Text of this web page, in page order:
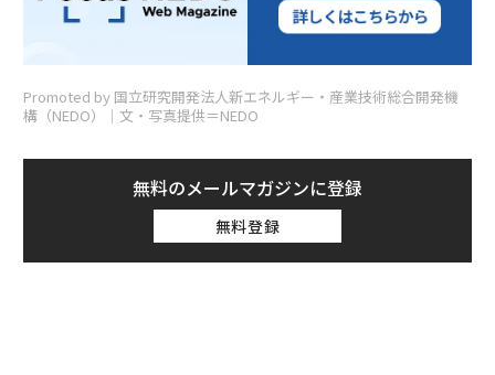
Promoted by 国立研究開発法人新エネルギー・産業技術総合開発機
構（NEDO）│文・写真提供＝NEDO
無料のメールマガジンに登録
無料登録